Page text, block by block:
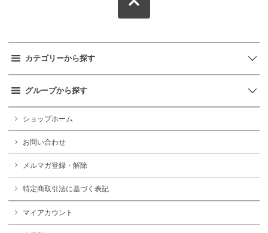
カテゴリーから探す
グループから探す
ショップホーム
お問い合わせ
メルマガ登録・解除
特定商取引法に基づく表記
マイアカウント